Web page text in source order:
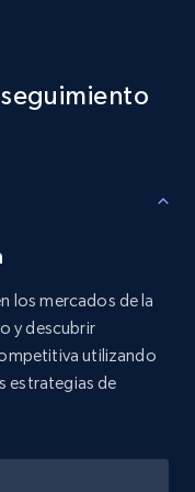
ahora
URL
item, Initial
ahora
los mercados de la
y descubrir
utilizando
estrategias de